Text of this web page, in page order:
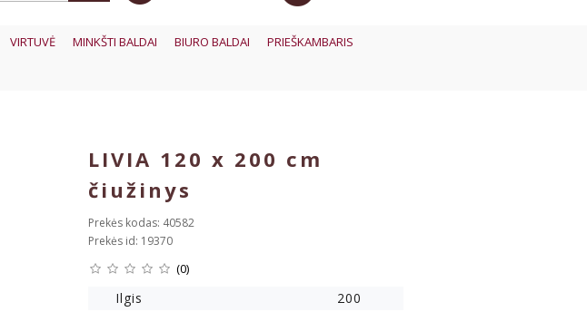
VIRTUVĖ MINKŠTI BALDAI BIURO BALDAI
PRIEŠKAMBARIS
LIVIA 120 x 200 cm
čiužinys
Prekės kodas: 40582
Prekės id: 19370
(0)
Ilgis
200